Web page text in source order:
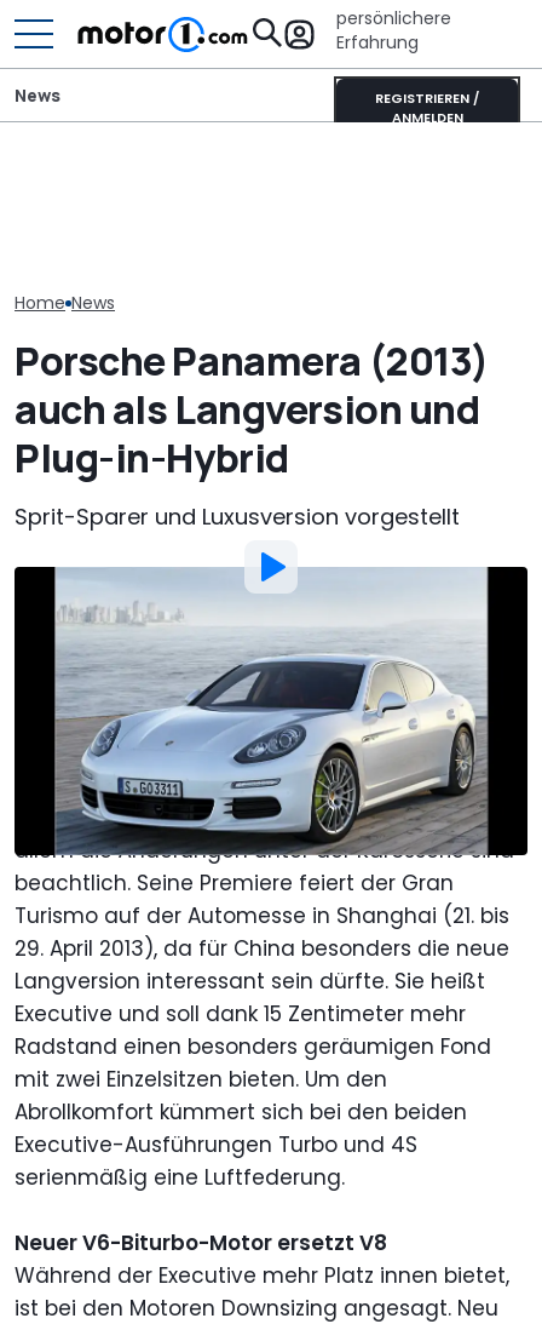
persönlichere
Erfahrung
REGISTRIEREN /
ANMELDEN
News
Home News
Porsche Panamera (2013)
auch als Langversion und
Plug-in-Hybrid
Sprit-Sparer und Luxusversion vorgestellt
Von:Henry Dinger
3. Apr. 2013 11:44 Uhr
Als bevorzugte Quelle Motor1.com
auf Google hinzufügen
Porsche hat den Panamera überarbeitet und
dessen Blechkleid markanter gestaltet. Doch vor
allem die Änderungen unter der Karosserie sind
beachtlich. Seine Premiere feiert der Gran
Turismo auf der Automesse in Shanghai (21. bis
29. April 2013), da für China besonders die neue
Langversion interessant sein dürfte. Sie heißt
Executive und soll dank 15 Zentimeter mehr
Radstand einen besonders geräumigen Fond
mit zwei Einzelsitzen bieten. Um den
Abrollkomfort kümmert sich bei den beiden
Executive-Ausführungen Turbo und 4S
serienmäßig eine Luftfederung.
Neuer V6-Biturbo-Motor ersetzt V8
Während der Executive mehr Platz innen bietet,
ist bei den Motoren Downsizing angesagt. Neu